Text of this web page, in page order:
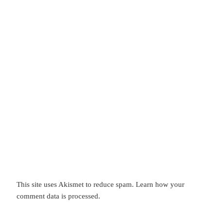
This site uses Akismet to reduce spam.Learn how your
comment data is processed.